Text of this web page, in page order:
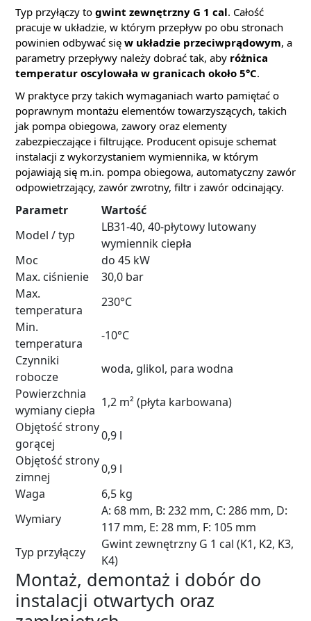
Typ przyłączy to gwint zewnętrzny G 1 cal. Całość
pracuje w układzie, w którym przepływ po obu stronach
powinien odbywać się w układzie przeciwprądowym, a
parametry przepływy należy dobrać tak, aby różnica
temperatur oscylowała w granicach około 5°C.
W praktyce przy takich wymaganiach warto pamiętać o
poprawnym montażu elementów towarzyszących, takich
jak pompa obiegowa, zawory oraz elementy
zabezpieczające i filtrujące. Producent opisuje schemat
instalacji z wykorzystaniem wymiennika, w którym
pojawiają się m.in. pompa obiegowa, automatyczny zawór
odpowietrzający, zawór zwrotny, filtr i zawór odcinający.
Parametr
Wartość
Model / typ
LB31-40, 40-płytowy lutowany
wymiennik ciepła
Moc
do 45 kW
Max. ciśnienie
30,0 bar
Max.
temperatura
230°C
Min.
temperatura
-10°C
Czynniki
robocze
woda, glikol, para wodna
Powierzchnia
wymiany ciepła
1,2 m² (płyta karbowana)
Objętość strony
gorącej
0,9 l
Objętość strony
zimnej
0,9 l
Waga
6,5 kg
Wymiary
A: 68 mm, B: 232 mm, C: 286 mm, D:
117 mm, E: 28 mm, F: 105 mm
Typ przyłączy
Gwint zewnętrzny G 1 cal (K1, K2, K3,
K4)
Montaż, demontaż i dobór do
instalacji otwartych oraz